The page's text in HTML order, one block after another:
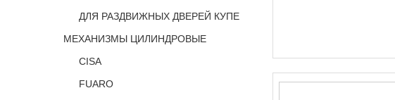
ДЛЯ РАЗДВИЖНЫХ ДВЕРЕЙ КУПЕ
МЕХАНИЗМЫ ЦИЛИНДРОВЫЕ
CISA
FUARO